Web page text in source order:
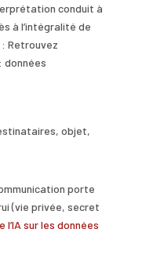
conduit à
à l’intégralité de
Retrouvez
données
objet,
porte
(vie privée, secret
l’IA sur les données